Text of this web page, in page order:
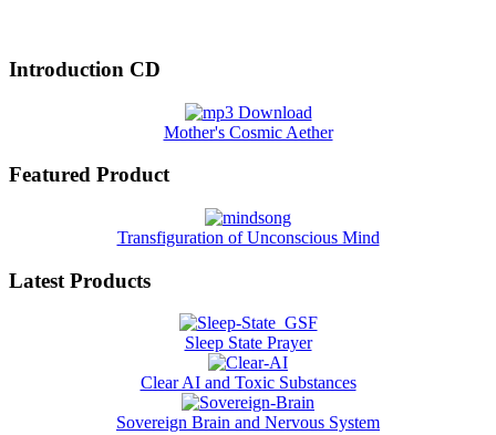
Introduction CD
Mother's Cosmic Aether
Featured Product
Transfiguration of Unconscious Mind
Latest Products
Sleep State Prayer
Clear AI and Toxic Substances
Sovereign Brain and Nervous System